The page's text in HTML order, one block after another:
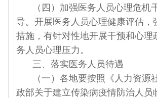
（四）加强医务人员心理危机
导。开展医务人员心理健康评估，
措施，有针对性地开展干预和心理
务人员心理压力。
三、落实医务人员待遇
（一）各地要按照《人力资源
政部关于建立传染病疫情防治人员